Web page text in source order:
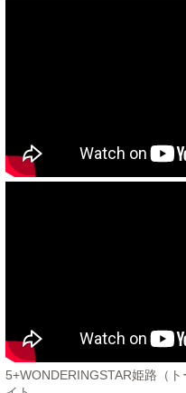
5+WONDERINGSTAR姫路（